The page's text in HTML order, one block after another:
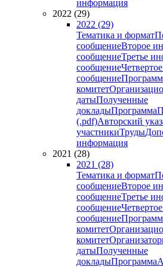
информация
2022 (29)
2022 (29)
Тематика и формат
сообщениеВторое
сообщениеТретье
сообщение
сообщение
комитет
датыПолученные
докладыПрограмма
(.pdf)Авторский
участникиТруды
информация
2021 (28)
2021 (28)
Тематика и формат
сообщениеВторое
сообщениеТретье
сообщение
сообщение
комитет
комитет
датыПолученные
докладыПрограмма